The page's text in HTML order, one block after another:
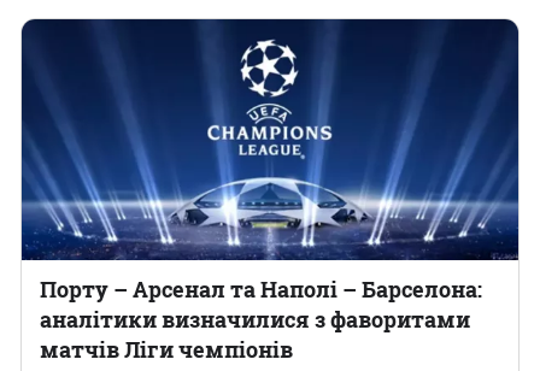
Єврокубки
УПЛ
1 ліга
2 ліга
Різне
Букмекери
Порту – Арсенал та Наполі – Барселона:
аналітики визначилися з фаворитами
матчів Ліги чемпіонів